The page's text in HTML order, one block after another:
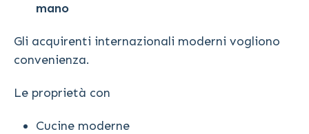
mano
Gli acquirenti internazionali moderni vogliono
convenienza.
Le proprietà con
Cucine moderne